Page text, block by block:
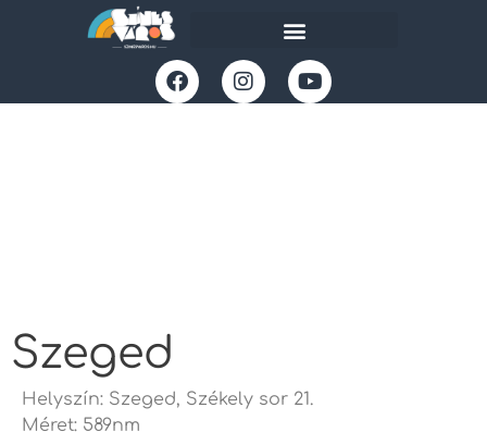
Szeged
Helyszín: Szeged, Székely sor 21.
Méret: 589nm